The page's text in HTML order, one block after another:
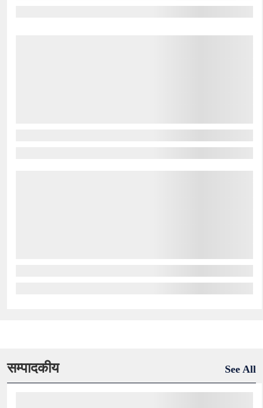
सम्पादकीय See All